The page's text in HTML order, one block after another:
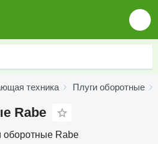
техника Плуги оборотные
Rabe
оборотные Rabe